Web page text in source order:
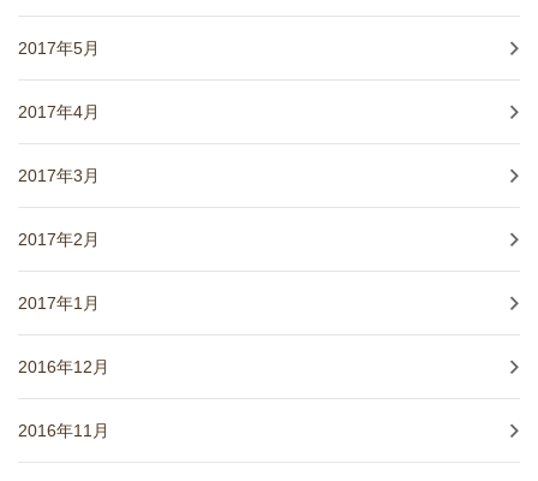
2017年5月
2017年4月
2017年3月
2017年2月
2017年1月
2016年12月
2016年11月